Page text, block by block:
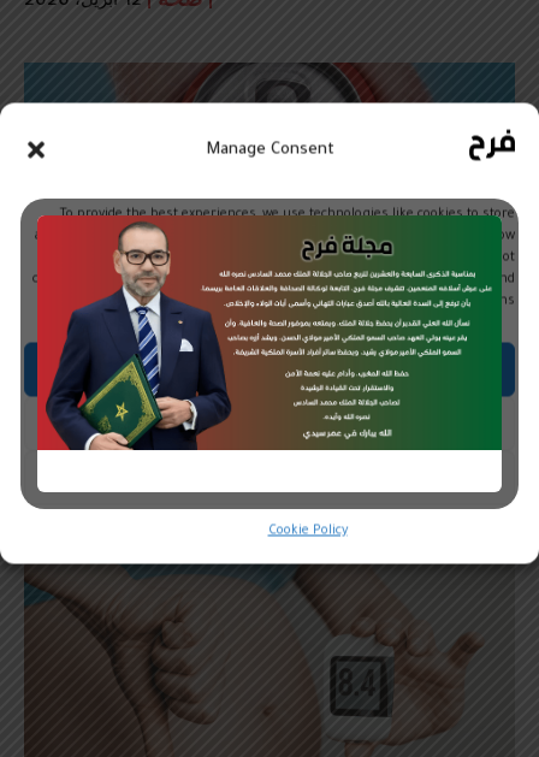
Manage Consent
To provide the best experiences, we use technologies like cookies to store
and/or access device information. Consenting to these technologies will allow
us to process data such as browsing behavior or unique IDs on this site. Not
consenting or withdrawing consent, may adversely affect certain features and
functions.
Accept
Cookie Policy
مرض السكري في عبوة مشروبات
غازية يومياً